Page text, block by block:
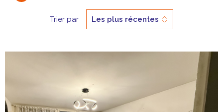
Trier par Les plus récentes